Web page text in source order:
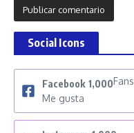
Social Icons
Facebook 1,000Fans
Me gusta